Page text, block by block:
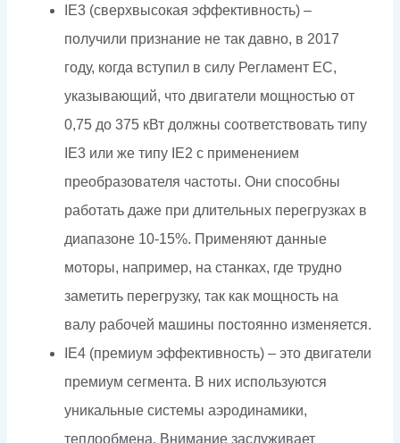
IE3 (сверхвысокая эффективность) –
получили признание не так давно, в 2017
году, когда вступил в силу Регламент ЕС,
указывающий, что двигатели мощностью от
0,75 до 375 кВт должны соответствовать типу
IE3 или же типу IE2 с применением
преобразователя частоты. Они способны
работать даже при длительных перегрузках в
диапазоне 10-15%. Применяют данные
моторы, например, на станках, где трудно
заметить перегрузку, так как мощность на
валу рабочей машины постоянно изменяется.
IE4 (премиум эффективность) – это двигатели
премиум сегмента. В них используются
уникальные системы аэродинамики,
теплообмена. Внимание заслуживает